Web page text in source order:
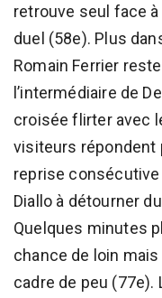
retrouve seul face
duel (58e). Plus
Romain Ferrier
l’intermédiaire de
croisée flirter avec
visiteurs répondent
reprise
Diallo à détourner
Quelques minutes
chance de loin
cadre de peu (77e).